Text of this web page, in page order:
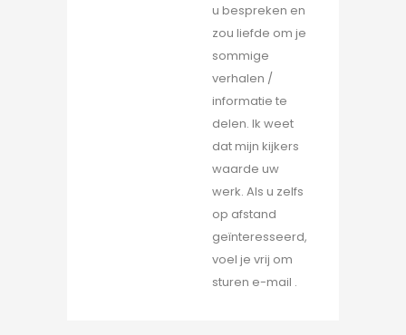
u bespreken en
zou liefde om je
sommige
verhalen /
informatie te
delen. Ik weet
dat mijn kijkers
waarde uw
werk. Als u zelfs
op afstand
geïnteresseerd,
voel je vrij om
sturen e-mail .